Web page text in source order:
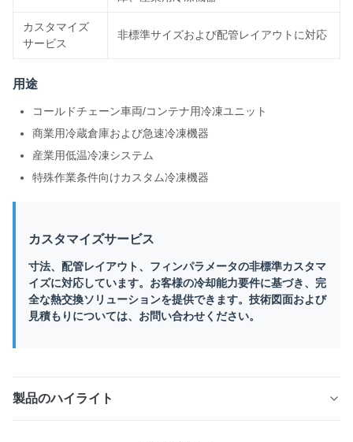
カスタマイズ
サービス
非標準サイズおよび配管レイアウトに対応
用途
コールドチェーン車両/コンテナ用冷凍ユニット
商業用冷蔵倉庫および急速冷凍機器
産業用低温冷凍システム
特殊作業条件向けカスタム冷凍機器
カスタマイズサービス
寸法、配管レイアウト、フィンパラメータの非標準カスタマ
イズに対応しています。お客様の冷却能力要件に基づき、完
全な熱交換ソリューションを提供できます。技術図面および
見積もりについては、お問い合わせください。
製品のハイライト